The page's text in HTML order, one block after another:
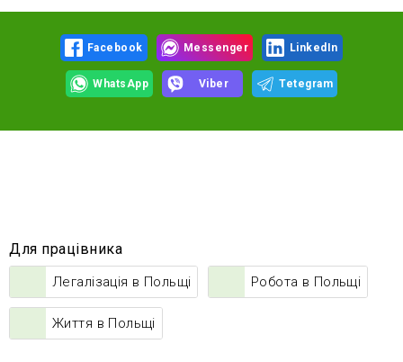
Facebook Messenger LinkedIn
WhatsApp Viber Tetegram
Для працівника
Легалізація в Польщі Робота в Польщі
Життя в Польщі